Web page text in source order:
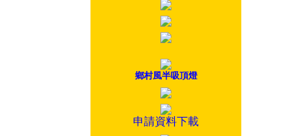
鄉村風半吸頂燈
申請資料下載